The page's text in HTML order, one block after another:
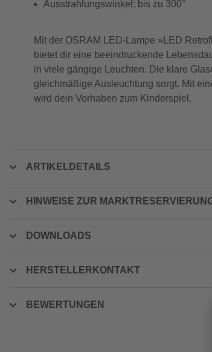
Ausstrahlungswinkel: bis zu 300°
Mit der OSRAM LED-Lampe »LED
bietet dir eine beeindruckende
in viele gängige Leuchten. Die klare
gleichmäßige Ausleuchtung sorgt. Mit
wird dein Vorhaben zum Kinderspiel.
ARTIKELDETAILS
HINWEISE ZUR
DOWNLOADS
HERSTELLERKONTAKT
BEWERTUNGEN